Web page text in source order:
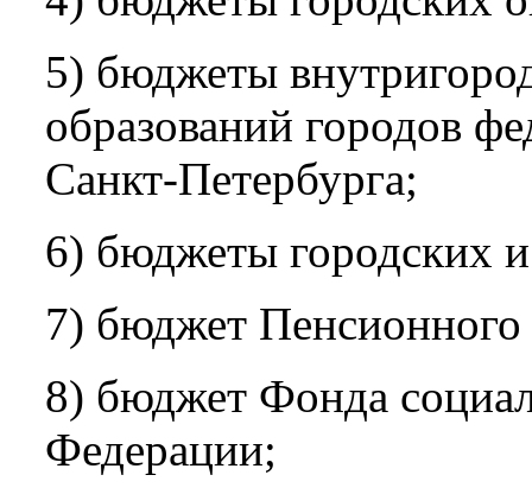
5) бюджеты
образований городов
Санкт-Петербурга;
6) бюджеты городских
7) бюджет
8) бюджет Фонда
Федерации;